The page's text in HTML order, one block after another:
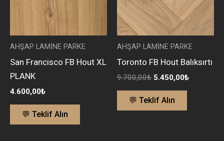
AHŞAP LAMİNE PARKE
San Francisco FB Hout XL
PLANK
4.600,00₺
💬 Teklif Alın
AHŞAP LAMİNE PARKE
Toronto FB Hout Balıksırtı
9.700,00₺ 5.450,00₺
💬 Teklif Alın